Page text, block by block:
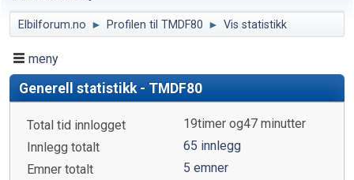
Elbilforum.no ► Profilen til TMDF80 ► Vis statistikk
meny
Generell statistikk - TMDF80
Total tid innlogget
19timer og47 minutter
Innlegg totalt
65 innlegg
Emner totalt
5 emner